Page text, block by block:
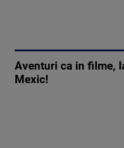
Aventuri ca in filme,
Mexic!